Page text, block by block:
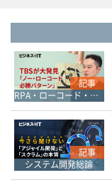
記事
RPA・ローコード・ノーコード
記事
システム開発総論